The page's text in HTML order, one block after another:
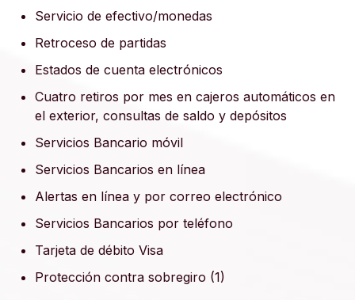
Servicio de efectivo/monedas
Retroceso de partidas
Estados de cuenta electrónicos
Cuatro retiros por mes en cajeros automáticos en
el exterior, consultas de saldo y depósitos
Servicios Bancario móvil
Servicios Bancarios en línea
Alertas en línea y por correo electrónico
Servicios Bancarios por teléfono
Tarjeta de débito Visa
Protección contra sobregiro (1)